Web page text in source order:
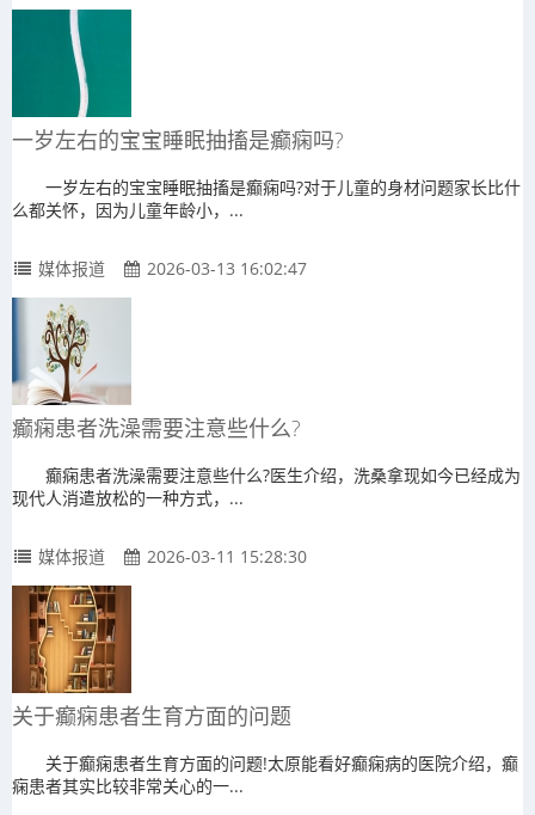
一岁左右的宝宝睡眠抽搐是癫痫吗?
一岁左右的宝宝睡眠抽搐是癫痫吗?对于儿童的身材问题家长比什
么都关怀，因为儿童年龄小，...
媒体报道 2026-03-13 16:02:47
癫痫患者洗澡需要注意些什么?
癫痫患者洗澡需要注意些什么?医生介绍，洗桑拿现如今已经成为
现代人消遣放松的一种方式，...
媒体报道 2026-03-11 15:28:30
关于癫痫患者生育方面的问题
关于癫痫患者生育方面的问题!太原能看好癫痫病的医院介绍，癫
痫患者其实比较非常关心的一...